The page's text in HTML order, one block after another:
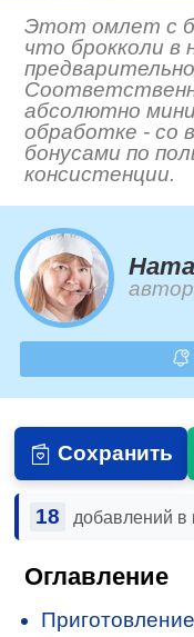
Этот омлет с
что брокколи в
абсолютно
обработке - со
бонусами по
консистенции.
Сохранить
18 добавлений в
Оглавление
Приготовление